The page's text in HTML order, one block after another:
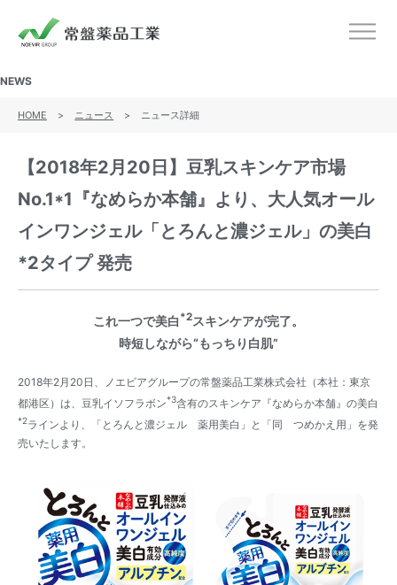
NEWS
HOME > ニュース > ニュース詳細
【2018年2月20日】豆乳スキンケア市場
No.1*1『なめらか本舗』より、大人気オール
インワンジェル「とろんと濃ジェル」の美白
*2タイプ 発売
これ一つで美白 *2スキンケアが完了。
時短しながら“もっちり白肌”
2018年2月20日、ノエビアグループの常盤薬品工業株式会社（本社：東京
都港区）は、豆乳イソフラボン*3含有のスキンケア『なめらか本舗』の美白
*2ラインより、「とろんと濃ジェル 薬用美白」と「同 つめかえ用」を発
売いたします。